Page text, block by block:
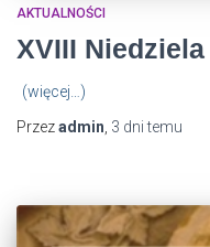
AKTUALNOŚCI
XVIII Niedziela
(więcej…)
Przezadmin 3 dnitemu